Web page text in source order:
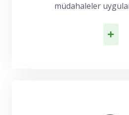
müdahaleler